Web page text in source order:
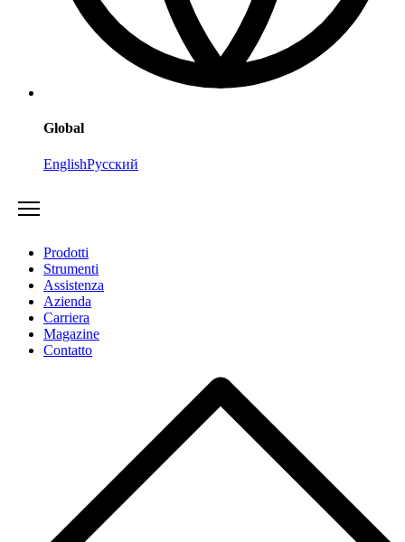
Global
EnglishРусский
Prodotti
Strumenti
Assistenza
Azienda
Carriera
Magazine
Contatto